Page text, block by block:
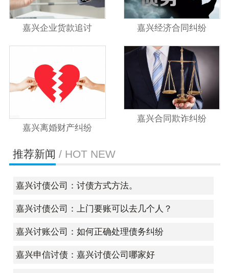
嘉兴企业货款追讨 嘉兴经济合同纠纷
嘉兴离婚财产纠纷
嘉兴合同欺诈纠纷
推荐新闻 / HOT NEW
嘉兴讨债公司：讨债方式方法。
嘉兴讨债公司：上门要账可以去几个人？
嘉兴讨账公司：如何正确处理债务纠纷
嘉兴申信讨债：嘉兴讨债公司哪家好